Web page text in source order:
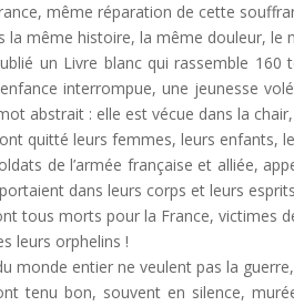
même réparation de cette
la même histoire, la même douleur, le
un Livre blanc qui rassemble
interrompue, une jeunesse
abstrait : elle est vécue dans la
quitté leurs femmes, leurs enfants,
de l’armée française et alliée,
dans leurs corps et leurs
tous morts pour la France, victimes
leurs orphelins !
monde entier ne veulent pas la
tenu bon, souvent en silence,